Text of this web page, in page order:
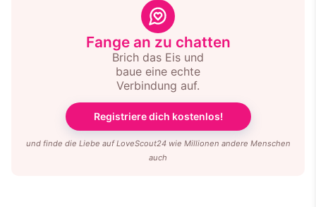
Fange an zu chatten
Brich das Eis und
baue eine echte
Verbindung auf.
Registriere dich kostenlos!
und finde die Liebe auf LoveScout24 wie Millionen andere Menschen
auch